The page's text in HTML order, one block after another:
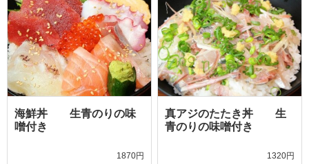
海鮮丼 生青のりの味
噌付き
1870円
真アジのたたき丼 生
青のりの味噌付き
1320円